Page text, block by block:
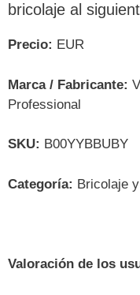
bricolaje al
Precio: EUR
Marca / Fabricante:
Professional
SKU: B00YYBBUBY
Categoría: Bricolaje
Valoración de los